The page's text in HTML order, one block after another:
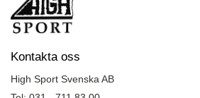
Kontakta oss
High Sport Svenska AB